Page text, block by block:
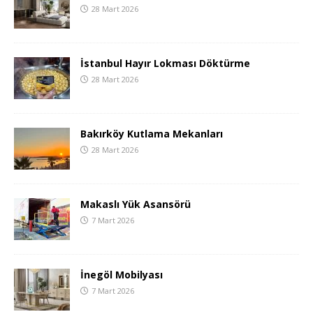
28 Mart 2026
İstanbul Hayır Lokması Döktürme
28 Mart 2026
Bakırköy Kutlama Mekanları
28 Mart 2026
Makaslı Yük Asansörü
7 Mart 2026
İnegöl Mobilyası
7 Mart 2026